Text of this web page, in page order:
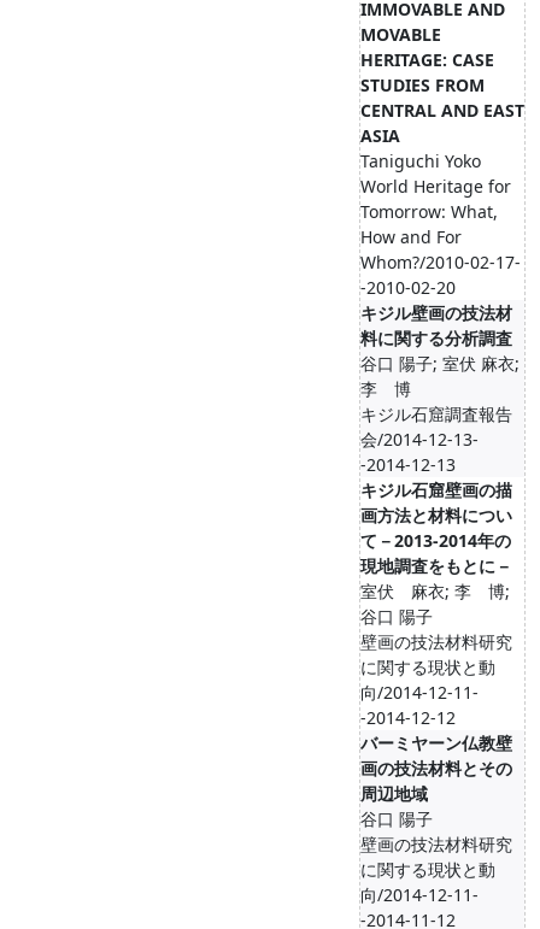
IMMOVABLE AND
MOVABLE
HERITAGE: CASE
STUDIES FROM
CENTRAL AND EAST
ASIA
Taniguchi Yoko
World Heritage for
Tomorrow: What,
How and For
Whom?/2010-02-17-
-2010-02-20
キジル壁画の技法材
料に関する分析調査
谷口 陽子; 室伏 麻衣;
李 博
キジル石窟調査報告
会/2014-12-13-
-2014-12-13
キジル石窟壁画の描
画方法と材料につい
て－2013‐2014年の
現地調査をもとに－
室伏 麻衣; 李 博;
谷口 陽子
壁画の技法材料研究
に関する現状と動
向/2014-12-11-
-2014-12-12
バーミヤーン仏教壁
画の技法材料とその
周辺地域
谷口 陽子
壁画の技法材料研究
に関する現状と動
向/2014-12-11-
-2014-11-12